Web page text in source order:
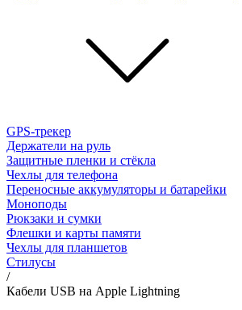
GPS-трекер
Держатели на руль
Защитные пленки и стёкла
Чехлы для телефона
Переносные аккумуляторы и батарейки
Моноподы
Рюкзаки и сумки
Флешки и карты памяти
Чехлы для планшетов
Стилусы
/
Кабели USB на Apple Lightning